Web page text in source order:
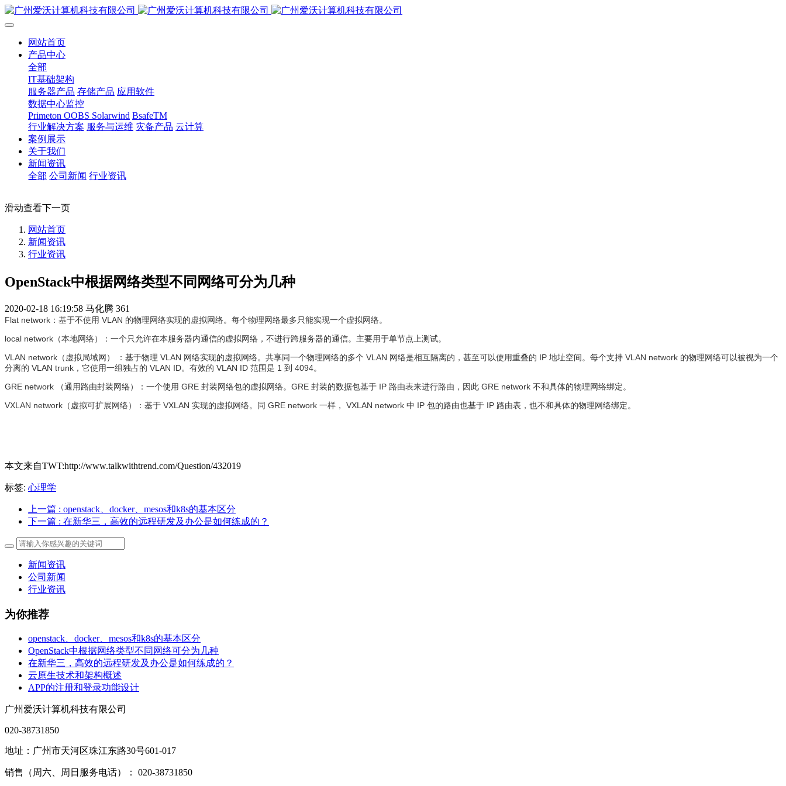
网站首页
产品中心
全部
IT基础架构
服务器产品 存储产品 应用软件
数据中心监控
Primeton OOBS Solarwind BsafeTM
行业解决方案 服务与运维 灾备产品 云计算
案例展示
关于我们
新闻资讯
全部 公司新闻 行业资讯
滑动查看下一页
网站首页
新闻资讯
行业资讯
OpenStack中根据网络类型不同网络可分为几种
2020-02-18 16:19:58 马化腾 361
Flat network：基于不使用 VLAN 的物理网络实现的虚拟网络。每个物理网络最多只能实现一个虚拟网络。
local network（本地网络）：一个只允许在本服务器内通信的虚拟网络，不进行跨服务器的通信。主要用于单节点上测试。
VLAN network（虚拟局域网） ：基于物理 VLAN 网络实现的虚拟网络。共享同一个物理网络的多个 VLAN 网络是相互隔离的，甚至可以使用重叠的 IP 地址空间。每个支持 VLAN network 的物理网络可以被视为一个
分离的 VLAN trunk，它使用一组独占的 VLAN ID。有效的 VLAN ID 范围是 1 到 4094。
GRE network （通用路由封装网络）：一个使用 GRE 封装网络包的虚拟网络。GRE 封装的数据包基于 IP 路由表来进行路由，因此 GRE network 不和具体的物理网络绑定。
VXLAN network（虚拟可扩展网络）：基于 VXLAN 实现的虚拟网络。同 GRE network 一样， VXLAN network 中 IP 包的路由也基于 IP 路由表，也不和具体的物理网络绑定。
本文来自TWT:http://www.talkwithtrend.com/Question/432019
标签: 心理学
上一篇 : openstack、docker、mesos和k8s的基本区分
下一篇 : 在新华三，高效的远程研发及办公是如何练成的？
新闻资讯
公司新闻
行业资讯
为你推荐
openstack、docker、mesos和k8s的基本区分
OpenStack中根据网络类型不同网络可分为几种
在新华三，高效的远程研发及办公是如何练成的？
云原生技术和架构概述
APP的注册和登录功能设计
广州爱沃计算机科技有限公司
020-38731850
地址：广州市天河区珠江东路30号601-017
销售（周六、周日服务电话）： 020-38731850